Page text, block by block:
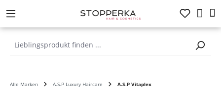
springen
Alle Marken A.S.P Luxury Haircare A.S.P Vitaplex